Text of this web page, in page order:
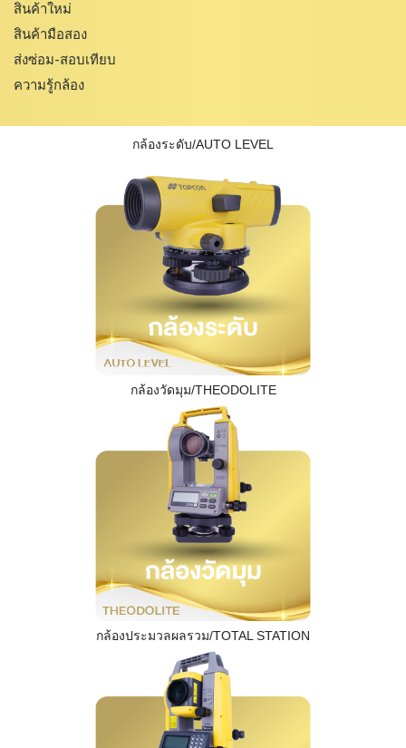
สินค้าใหม่
สินค้ามือสอง
ส่งซ่อม-สอบเทียบ
ความรู้กล้อง
กล้องระดับ/AUTO LEVEL
กล้องวัดมุม/THEODOLITE
กล้องประมวลผลรวม/TOTAL STATION